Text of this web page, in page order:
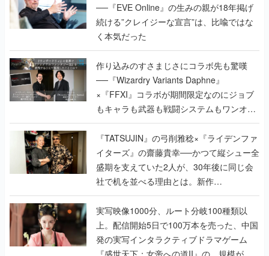
──『EVE Online』の生みの親が18年掲げ
続ける”クレイジーな宣言”は、比喩ではな
く本気だった
作り込みのすさまじさにコラボ先も驚嘆
──『Wizardry Variants Daphne』
×『FFXI』コラボが期間限定なのにジョブ
もキャラも武器も戦闘システムもワンオフ
で作り込まれた理由を両ディレクターに聞
く
『TATSUJIN』の弓削雅稔×『ライデンファ
イターズ』の齋藤貴幸──かつて縦シュー全
盛期を支えていた2人が、30年後に同じ会
社で机を並べる理由とは。新作
『TATSUJIN EXTREME』で初タッグを組
んだレジェンド2人に訊く開発秘話
実写映像1000分、ルート分岐100種類以
上。配信開始5日で100万本を売った、中国
発の実写インタラクティブドラマゲーム
『盛世天下：女帝への道II』の、規模が違